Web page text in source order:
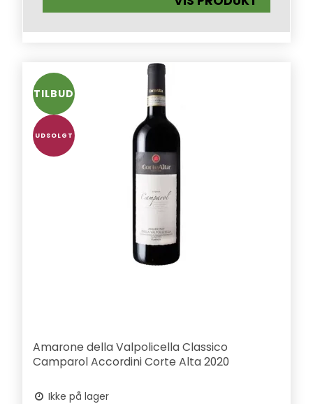
TILBUD
UDSOLGT
Amarone della Valpolicella Classico
Camparol Accordini Corte Alta 2020
Ikke på lager